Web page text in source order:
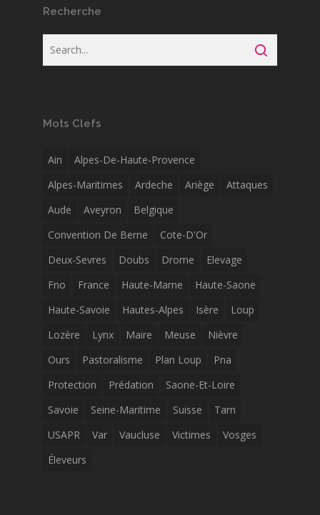
Recherche
Mots Clefs
Ain
Alpes-De-Haute-Provence
Alpes-Maritimes
Ardeche Ariège
Attaques
Aude
Aveyron
Belgique
Convention De Berne
Cote-D'Or
Deux-Sevres
Doubs Drome
Elevage
Fno
France Haute-Marne
Haute-Saone
Haute-Savoie
Hautes-Alpes Isère
Loup
Lozère
Lynx Maire Meuse
Nièvre
Ours
Pastoralisme Plan Loup
Pna
Protection
Prédation
Saone-Et-Loire
Savoie
Seine-Maritime Suisse
Tarn
USAPR
Var Vaucluse Victimes
Vosges
Éleveurs